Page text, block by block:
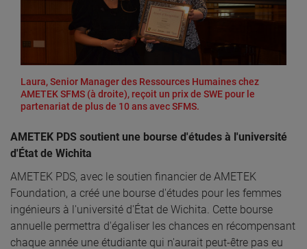
Laura, Senior Manager des Ressources Humaines chez
AMETEK SFMS (à droite), reçoit un prix de SWE pour le
partenariat de plus de 10 ans avec SFMS.
AMETEK PDS soutient une bourse d'études à l'université
d'État de Wichita
AMETEK PDS, avec le soutien financier de AMETEK
Foundation, a créé une bourse d'études pour les femmes
ingénieurs à l'université d'État de Wichita. Cette bourse
annuelle permettra d'égaliser les chances en récompensant
chaque année une étudiante qui n'aurait peut-être pas eu